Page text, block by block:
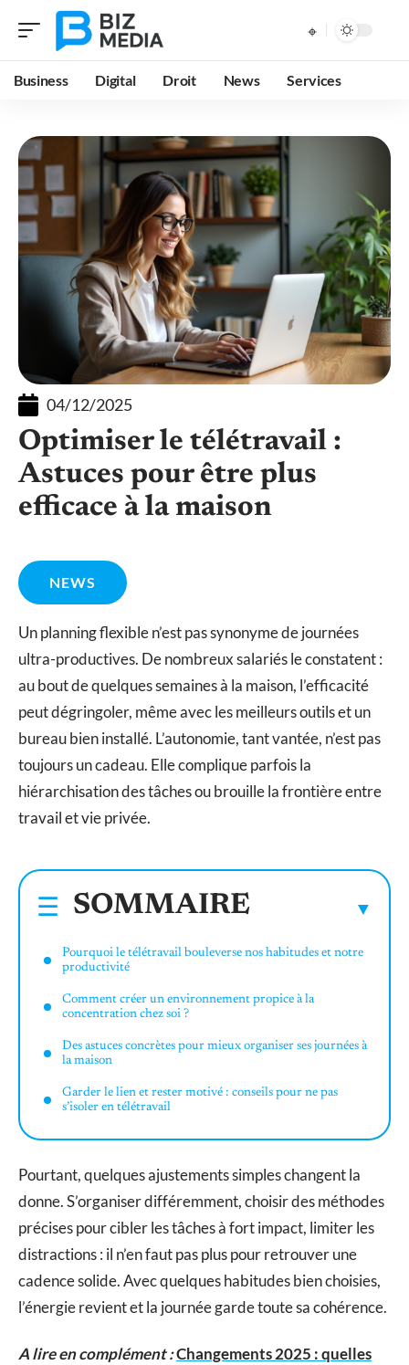
Business Digital Droit News Services
04/12/2025
Optimiser le télétravail :
Astuces pour être plus
efficace à la maison
NEWS
Un planning flexible n’est pas synonyme de journées
ultra-productives. De nombreux salariés le constatent :
au bout de quelques semaines à la maison, l’efficacité
peut dégringoler, même avec les meilleurs outils et un
bureau bien installé. L’autonomie, tant vantée, n’est pas
toujours un cadeau. Elle complique parfois la
hiérarchisation des tâches ou brouille la frontière entre
travail et vie privée.
SOMMAIRE
Pourquoi le télétravail bouleverse nos habitudes et notre
productivité
Comment créer un environnement propice à la
concentration chez soi ?
Des astuces concrètes pour mieux organiser ses journées à
la maison
Garder le lien et rester motivé : conseils pour ne pas
s’isoler en télétravail
Pourtant, quelques ajustements simples changent la
donne. S’organiser différemment, choisir des méthodes
précises pour cibler les tâches à fort impact, limiter les
distractions : il n’en faut pas plus pour retrouver une
cadence solide. Avec quelques habitudes bien choisies,
l’énergie revient et la journée garde toute sa cohérence.
A lire en complément :Changements 2025 : quelles